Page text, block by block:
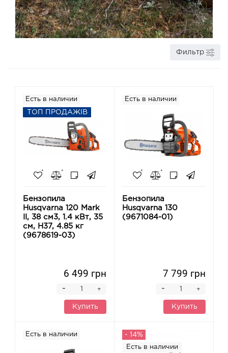
Фильтр
Есть в наличии
ТОП ПРОДАЖІВ
Бензопила
Husqvarna 120 Mark
ІI, 38 см3, 1.4 кВт, 35
см, H37, 4.85 кг
(9678619-03)
6 499 грн
+
-
Купить
Есть в наличии
Бензопила
Husqvarna 130
(9671084-01)
7 799 грн
+
-
Купить
Есть в наличии - 14%
Есть в наличии